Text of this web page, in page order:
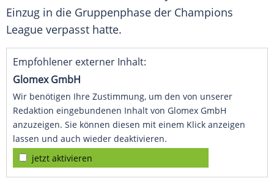
Einzug in die Gruppenphase der Champions
League verpasst hatte.
Empfohlener externer Inhalt:
Glomex GmbH
Wir benötigen Ihre Zustimmung, um den von unserer
Redaktion eingebundenen Inhalt von Glomex GmbH
anzuzeigen. Sie können diesen mit einem Klick anzeigen
lassen und auch wieder deaktivieren.
jetzt aktivieren